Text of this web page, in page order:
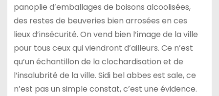
panoplie d’emballages de boisons alcoolisées,
des restes de beuveries bien arrosées en ces
lieux d’insécurité. On vend bien l’image de la ville
pour tous ceux qui viendront d’ailleurs. Ce n’est
qu’un échantillon de la clochardisation et de
l’insalubrité de la ville. Sidi bel abbes est sale, ce
n’est pas un simple constat, c’est une évidence.